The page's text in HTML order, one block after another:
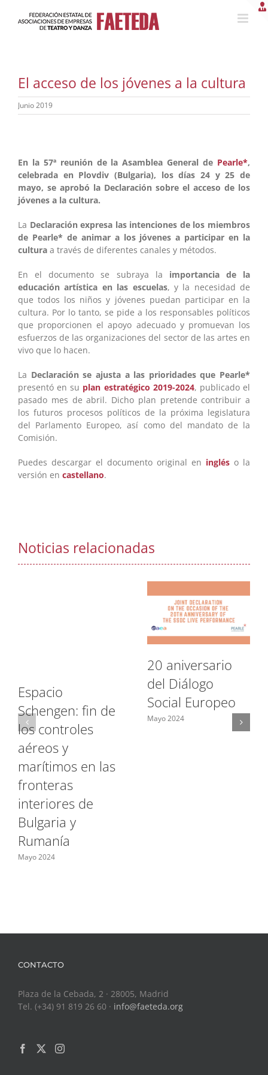
El acceso de los jóvenes a la cultura
Junio 2019
En la 57ª reunión de la Asamblea General de Pearle*,
celebrada en Plovdiv (Bulgaria), los días 24 y 25 de
mayo, se aprobó la Declaración sobre el acceso de los
jóvenes a la cultura.
La Declaración expresa las intenciones de los miembros
de Pearle* de animar a los jóvenes a participar en la
cultura a través de diferentes canales y métodos.
En el documento se subraya la importancia de la
educación artística en las escuelas, y la necesidad de
que todos los niños y jóvenes puedan participar en la
cultura. Por lo tanto, se pide a los responsables políticos
que proporcionen el apoyo adecuado y promuevan los
esfuerzos de las organizaciones del sector de las artes en
vivo que lo hacen.
La Declaración se ajusta a las prioridades que Pearle*
presentó en su plan estratégico 2019-2024, publicado el
pasado mes de abril. Dicho plan pretende contribuir a
los futuros procesos políticos de la próxima legislatura
del Parlamento Europeo, así como del mandato de la
Comisión.
Puedes descargar el documento original en inglés o la
versión en castellano.
Noticias relacionadas
Espacio
Schengen: fin de
los controles
aéreos y
marítimos en las
fronteras
interiores de
Bulgaria y
Rumanía
Mayo 2024
20 aniversario
del Diálogo
Social Europeo
Mayo 2024
CONTACTO
Plaza de la Cebada, 2 · 28005, Madrid
Tel. (+34) 91 819 26 60 · info@faeteda.org